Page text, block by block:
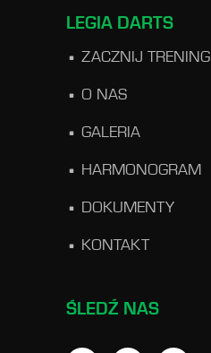
LEGIA DARTS
ZACZNIJ TRENINGI
O NAS
GALERIA
HARMONOGRAM
DOKUMENTY
KONTAKT
ŚLEDŹ NAS